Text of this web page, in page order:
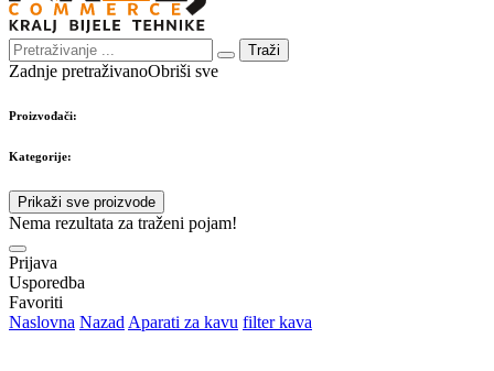
Traži
Zadnje pretraživanoObriši sve
Proizvođači:
Kategorije:
Prikaži sve proizvode
Nema rezultata za traženi pojam!
Prijava
Usporedba
Favoriti
Naslovna Nazad Aparati za kavu filter kava